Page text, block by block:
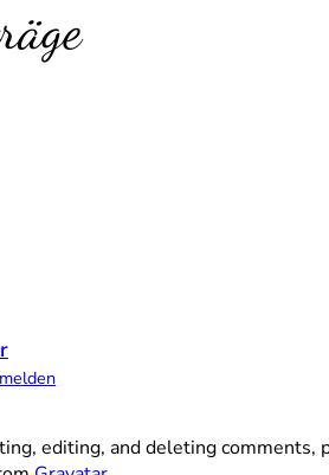
editing, and deleting comments,